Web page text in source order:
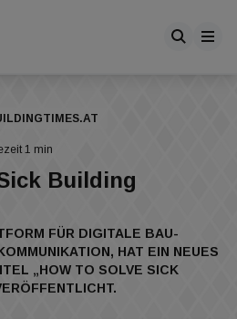
1 min
Building
FÜR DIGITALE BAU-
HAT EIN NEUES
„HOW TO SOLVE SICK